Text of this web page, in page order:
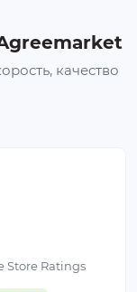
качество
Store Ratings